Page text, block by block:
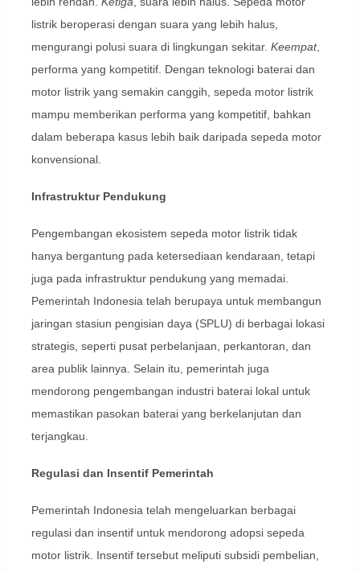
listrik beroperasi dengan suara yang lebih halus,
mengurangi polusi suara di lingkungan sekitar. Keempat,
performa yang kompetitif. Dengan teknologi baterai dan
motor listrik yang semakin canggih, sepeda motor listrik
mampu memberikan performa yang kompetitif, bahkan
dalam beberapa kasus lebih baik daripada sepeda motor
konvensional.
Infrastruktur Pendukung
Pengembangan ekosistem sepeda motor listrik tidak
hanya bergantung pada ketersediaan kendaraan, tetapi
juga pada infrastruktur pendukung yang memadai.
Pemerintah Indonesia telah berupaya untuk membangun
jaringan stasiun pengisian daya (SPLU) di berbagai lokasi
strategis, seperti pusat perbelanjaan, perkantoran, dan
area publik lainnya. Selain itu, pemerintah juga
mendorong pengembangan industri baterai lokal untuk
memastikan pasokan baterai yang berkelanjutan dan
terjangkau.
Regulasi dan Insentif Pemerintah
Pemerintah Indonesia telah mengeluarkan berbagai
regulasi dan insentif untuk mendorong adopsi sepeda
motor listrik. Insentif tersebut meliputi subsidi pembelian,